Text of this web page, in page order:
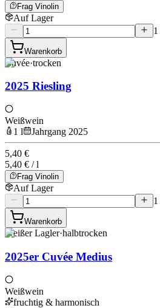
Frag Vinolin
Auf Lager
1
Warenkorb
Cuvée·trocken
2025 Riesling
Weißwein
1 l
Jahrgang 2025
5,40 €
5,40 € / l
Frag Vinolin
Auf Lager
1
Warenkorb
Weißer Lagler·halbtrocken
2025er Cuvée Medius
Weißwein
fruchtig & harmonisch